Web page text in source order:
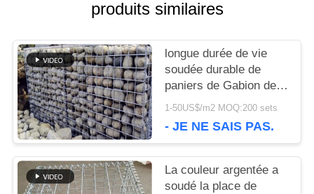
LA
QUALITÉ
NOUS
CONTACTER
produits similaires
longue durée de vie
soudée durable de
paniers de Gabion de
2.0mm dans le secteur
1-50US$/m2 MOQ:200 sets
- JE NE SAIS PAS.
La couleur argentée a
soudé la place de